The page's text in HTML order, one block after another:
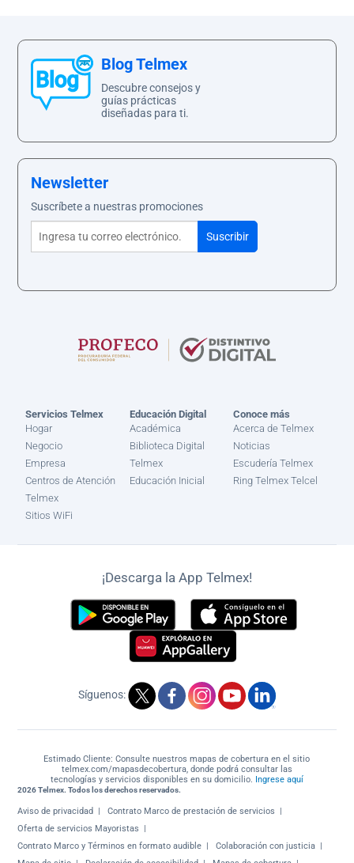
Blog Telmex
Descubre consejos y
guías prácticas
diseñadas para ti.
Newsletter
Suscríbete a nuestras promociones
Servicios Telmex
Hogar
Negocio
Empresa
Centros de Atención
Telmex
Sitios WiFi
Educación Digital
Académica
Biblioteca Digital
Telmex
Educación Inicial
Conoce más
Acerca de Telmex
Noticias
Escudería Telmex
Ring Telmex Telcel
¡Descarga la App Telmex!
Síguenos:
Estimado Cliente: Consulte nuestros mapas de cobertura en el sitio
telmex.com/mapasdecobertura, donde podrá consultar las
tecnologías y servicios disponibles en su domicilio. Ingrese aquí
2026 Telmex. Todos los derechos reservados.
Aviso de privacidad
Contrato Marco de prestación de servicios
Oferta de servicios Mayoristas
Contrato Marco y Términos en formato audible
Colaboración con justicia